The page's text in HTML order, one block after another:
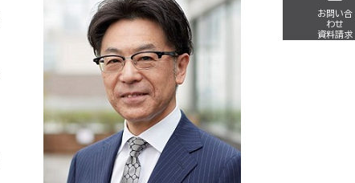
お問い合
わせ
資料請求